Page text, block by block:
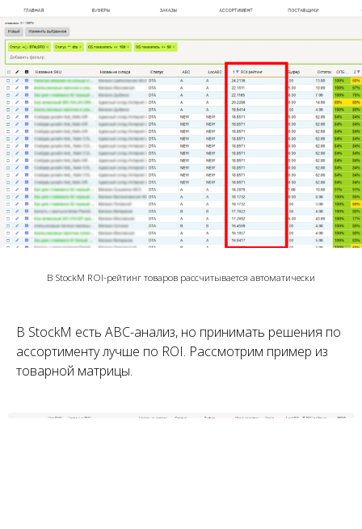
В StockM ROI-рейтинг товаров рассчитывается автоматически
В StockM есть ABC-анализ, но принимать решения по
ассортименту лучше по ROI. Рассмотрим пример из
товарной матрицы.
Заходите к нам в соцсетях
Делимся экспертными советами по
управлению запасами,